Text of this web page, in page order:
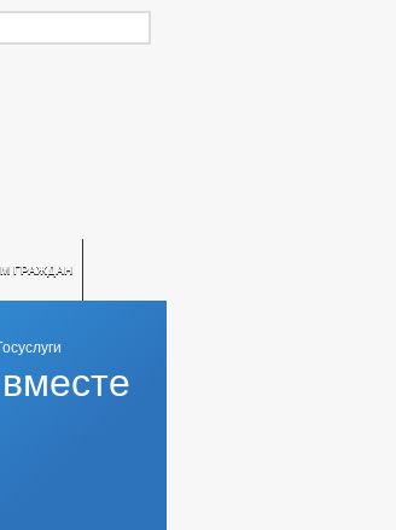
ГРАЖДАН